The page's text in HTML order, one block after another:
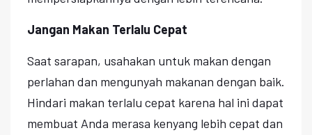
Jangan Makan Terlalu Cepat
Saat sarapan, usahakan untuk makan dengan
perlahan dan mengunyah makanan dengan baik.
Hindari makan terlalu cepat karena hal ini dapat
membuat Anda merasa kenyang lebih cepat dan